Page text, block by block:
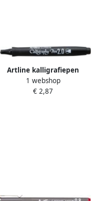
Artline kalligrafiepen
ErgoLine schrijfbreedte: 2 0
mm
1 webshop
€ 2,87